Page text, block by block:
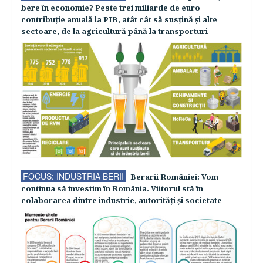
bere în economie? Peste trei miliarde de euro
contribuţie anuală la PIB, atât cât să susţină şi alte
sectoare, de la agricultură până la transporturi
FOCUS: INDUSTRIA BERII
Berarii României: Vom
continua să investim în România. Viitorul stă în
colaborarea dintre industrie, autorităţi şi societate